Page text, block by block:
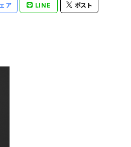
ア LINE ポスト